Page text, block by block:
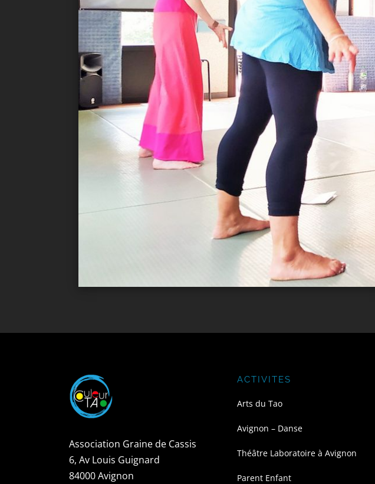
Association Graine de Cassis
6, Av Louis Guignard
84000 Avignon
ACTIVITES
Arts du Tao
Avignon – Danse
Théâtre Laboratoire à Avignon
Parent Enfant